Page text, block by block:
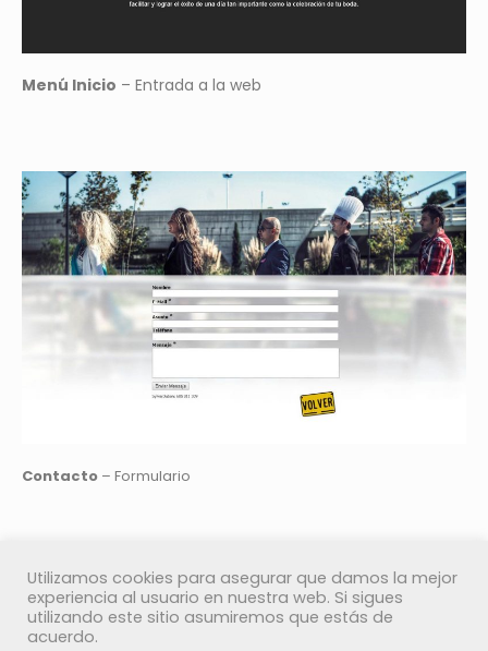
Menú Inicio – Entrada a la web
Contacto – Formulario
Utilizamos cookies para asegurar que damos la mejor
experiencia al usuario en nuestra web. Si sigues
utilizando este sitio asumiremos que estás de
acuerdo.